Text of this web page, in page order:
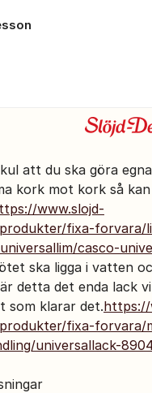
att du ska göra
kork mot kork så
www.slojd-
fixa-forvara/
casco-
ska ligga i vatten
detta det enda lack
som klarar det.https://
fixa-forvara/
universallack-8904